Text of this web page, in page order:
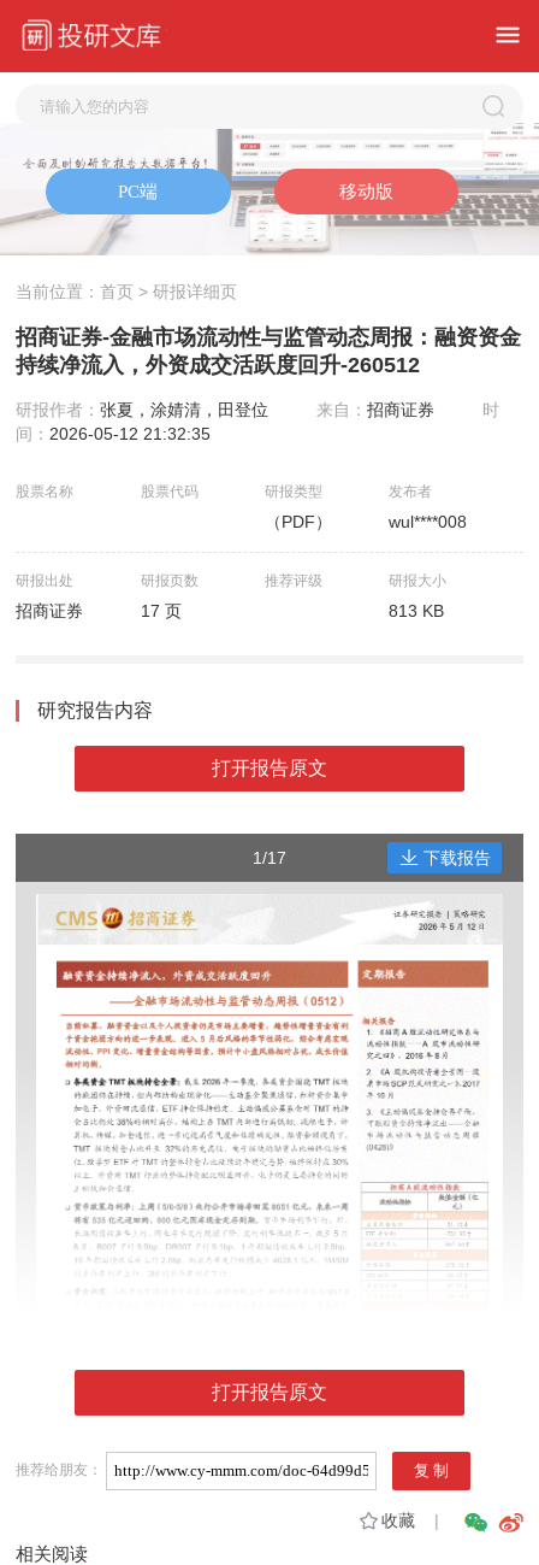
当前位置：首页 > 研报详细页
招商证券-金融市场流动性与监管动态周报：融资资金
持续净流入，外资成交活跃度回升-260512
研报作者：张夏，涂婧清，田登位 来自：招商证券
时
间： 2026-05-12 21:32:35
股票名称 股票代码 研报类型
（PDF）
发布者
wul****008
研报出处
招商证券
研报页数
17 页
推荐评级 研报大小
813 KB
研究报告内容
打开报告原文
1/17 下载报告
打开报告原文
推荐给朋友：
收藏|
相关阅读